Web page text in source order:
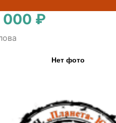
000 ₽
Нет фото